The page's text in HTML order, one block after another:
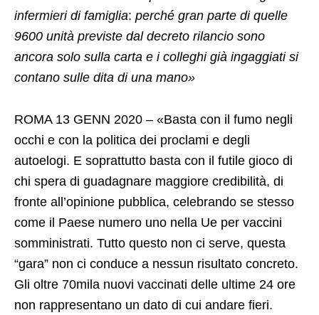
infermieri di famiglia: perché gran parte di quelle
9600 unità previste dal decreto rilancio sono
ancora solo sulla carta e i colleghi già ingaggiati si
contano sulle dita di una mano»
ROMA 13 GENN 2020 – «Basta con il fumo negli
occhi e con la politica dei proclami e degli
autoelogi. E soprattutto basta con il futile gioco di
chi spera di guadagnare maggiore credibilità, di
fronte all’opinione pubblica, celebrando se stesso
come il Paese numero uno nella Ue per vaccini
somministrati. Tutto questo non ci serve, questa
“gara” non ci conduce a nessun risultato concreto.
Gli oltre 70mila nuovi vaccinati delle ultime 24 ore
non rappresentano un dato di cui andare fieri.